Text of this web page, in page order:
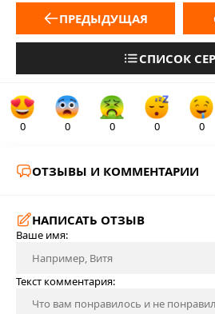
ПРЕДЫДУЩАЯ
СПИСОК
0 0 0 0 0
ОТЗЫВЫ И КОММЕНТАРИИ
НАПИСАТЬ ОТЗЫВ
Ваше имя:
Текст комментария: